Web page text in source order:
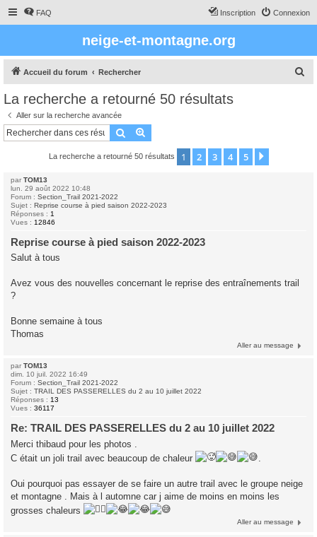
FAQ Connexion
Inscription
neige-et-montagne.org
Accueil du forum Rechercher
La recherche a retourné 50 résultats
Aller sur la recherche avancée
Rechercher
La recherche a retourné 50 résultats 1 2 3 4 5
par TOM13
lun. 29 août 2022 10:48
Forum : Section_Trail 2021-2022
Sujet : Reprise course à pied saison 2022-2023
Réponses : 1
Vues : 12846
Reprise course à pied saison 2022-2023
Salut à tous
Avez vous des nouvelles concernant le reprise des entraînements trail
?
Bonne semaine à tous
Thomas
Aller au message
par TOM13
dim. 10 juil. 2022 16:49
Forum : Section_Trail 2021-2022
Sujet : TRAIL DES PASSERELLES du 2 au 10 juillet 2022
Réponses : 13
Vues : 36117
Re: TRAIL DES PASSERELLES du 2 au 10 juillet 2022
Merci thibaud pour les photos .
C était un joli trail avec beaucoup de chaleur
Oui pourquoi pas essayer de se faire un autre trail avec le groupe neige
et montagne . Mais à l automne car j aime de moins en moins les
grosses chaleurs
Aller au message